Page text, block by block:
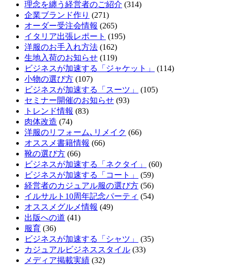
理念を纏う経営者のご紹介 (314)
企業ブランド作り (271)
オーダー受注会情報 (265)
イタリア出張レポート (195)
洋服のお手入れ方法 (162)
生地入荷のお知らせ (119)
ビジネスが加速する「ジャケット」
(114)
小物の選び方 (107)
ビジネスが加速する「スーツ」
(105)
セミナー開催のお知らせ (93)
トレンド情報 (83)
肉体改造 (74)
洋服のリフォーム､リメイク (66)
オススメ書籍情報 (66)
靴の選び方 (66)
ビジネスが加速する「ネクタイ」
(60)
ビジネスが加速する「コート」
(59)
経営者のカジュアル服の選び方 (56)
イルサルト10周年記念パーティ (54)
オススメグルメ情報 (49)
出版への道 (41)
服育 (36)
ビジネスが加速する「シャツ」
(35)
カジュアルビジネススタイル (33)
メディア掲載実績 (32)